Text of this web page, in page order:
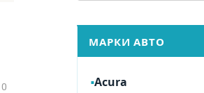
0
МАРКИ АВТО
Acura